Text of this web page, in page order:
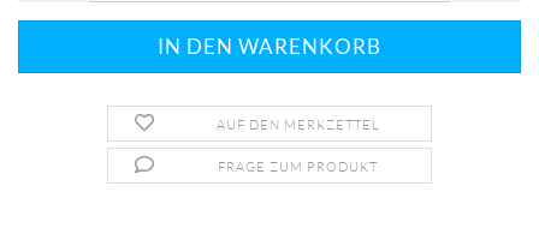
AUF DEN MERKZETTEL
FRAGE ZUM PRODUKT